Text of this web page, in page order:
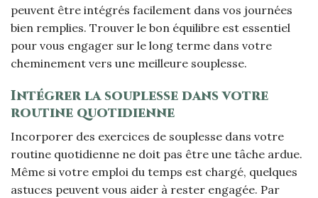
peuvent être intégrés facilement dans vos journées
bien remplies. Trouver le bon équilibre est essentiel
pour vous engager sur le long terme dans votre
cheminement vers une meilleure souplesse.
Intégrer la souplesse dans votre
routine quotidienne
Incorporer des exercices de souplesse dans votre
routine quotidienne ne doit pas être une tâche ardue.
Même si votre emploi du temps est chargé, quelques
astuces peuvent vous aider à rester engagée. Par